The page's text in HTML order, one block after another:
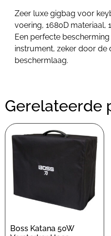
Zeer luxe gigbag voor
voering, 1680D materiaal,
Een perfecte
instrument, zeker door de
beschermlaag.
Gerelateerde
Boss Katana 50W